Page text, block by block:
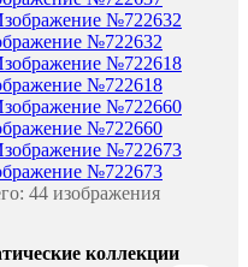
№722632
№722618
№722660
№722673
44 изображения
коллекции